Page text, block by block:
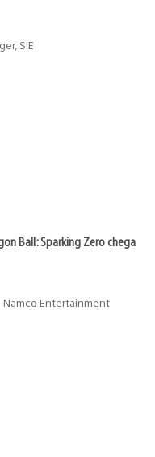
SIE
Ball: Sparking Zero chega
Namco Entertainment